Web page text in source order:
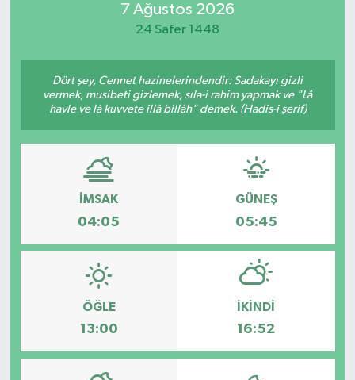
7 Ağustos 2026
24 Safer 1448
Dört şey, Cennet hazinelerindendir: Sadakayı gizli
vermek, musibeti gizlemek, sıla-i rahim yapmak ve "Lâ
havle ve lâ kuvvete illâ billâh" demek. (Hadis-i şerif)
İMSAK
04:05
GÜNEŞ
05:45
ÖĞLE
13:00
İKINDI
16:52
ÇEVRE
RESMİ İLANLAR
KÜLTÜR
MAGAZİN
VEFAT
Son Dakika Haberleri